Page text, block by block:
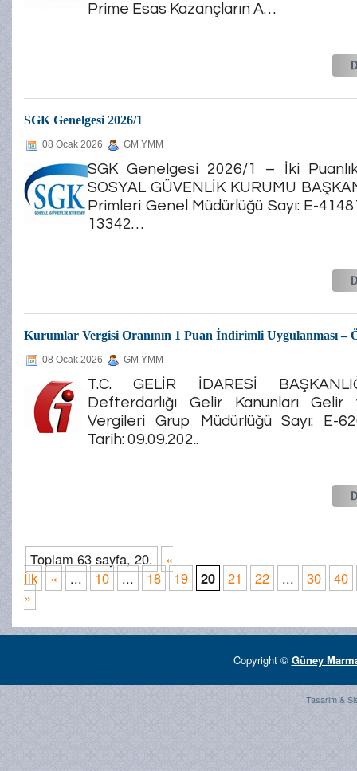
Prime Esas Kazançların A…
SGK Genelgesi 2026/1
08 Ocak 2026 GM YMM
SGK Genelgesi 2026/1 – İki
SOSYAL GÜVENLİK KURUMU
Primleri Genel Müdürlüğü Sayı: E-
13342…
Kurumlar Vergisi Oranının 1 Puan İndirimli Uygulanması –
08 Ocak 2026 GM YMM
T.C. GELİR İDARESİ
Defterdarlığı Gelir Kanunları Gelir
Vergileri Grup Müdürlüğü Sayı: E-
Tarih: 09.09.202..
Toplam 63 sayfa, 20.
«
İlk
« ... 10 ... 18 19 20 21 22 ... 30
40
»
Copyright © Güney
Tasarim &